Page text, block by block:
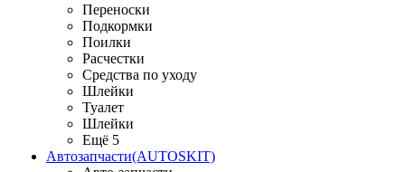
Переноски
Подкормки
Поилки
Расчестки
Средства по уходу
Шлейки
Туалет
Шлейки
Ещё 5
Автозапчасти(AUTOSKIT)